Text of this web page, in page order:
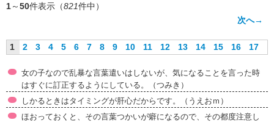
1～50件表示（821件中）
次へ→
1 2 3 4 5 6 7 8 9 10 11 12 13 14 15 16 17
女の子なので乱暴な言葉遣いはしないが、気になることを言った時
はすぐに訂正するようにしている。（つみき）
しかるときはタイミングが肝心だからです。（うえおｍ）
ほおっておくと、その言葉つかいが癖になるので、その都度注意し